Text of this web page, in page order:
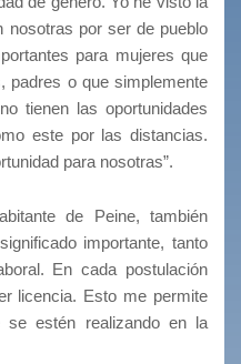
nosotras por ser de pueblo
para mujeres que
padres o que simplemente
tienen las oportunidades
este por las distancias.
para nosotras”.
de Peine, también
importante, tanto
En cada postulación
licencia. Esto me permite
se estén realizando en la